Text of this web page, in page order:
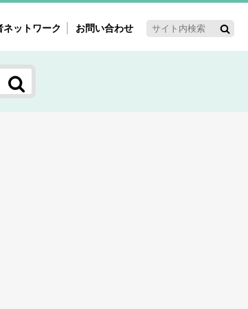
テーマ
ト研究室
ネットワーク お問い合わせ